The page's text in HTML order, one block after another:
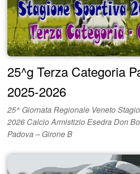
25^g Terza Categoria
2025-2026
25^ Giornata Regionale Veneto
2026 Calcio Armistizio Esedra Don
Padova – Girone B